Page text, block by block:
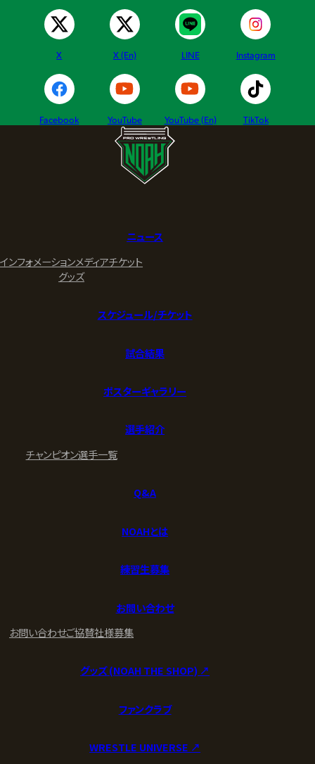
X X (En) LINE Instagram
Facebook YouTube YouTube (En) TikTok
ニュース
インフォメーションメディアチケット
グッズ
スケジュール/チケット
試合結果
ポスターギャラリー
選手紹介
チャンピオン選手一覧
Q&A
NOAHとは
練習生募集
お問い合わせ
お問い合わせご協賛社様募集
グッズ (NOAH THE SHOP) ↗︎
ファンクラブ
WRESTLE UNIVERSE ↗︎